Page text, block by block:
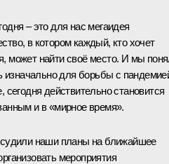
– это для нас мегаидея
в котором каждый, кто хочет
может найти своё место. И мы
изначально для борьбы с
сегодня действительно становится
и в «мирное время».
наши планы на ближайшее
мероприятия